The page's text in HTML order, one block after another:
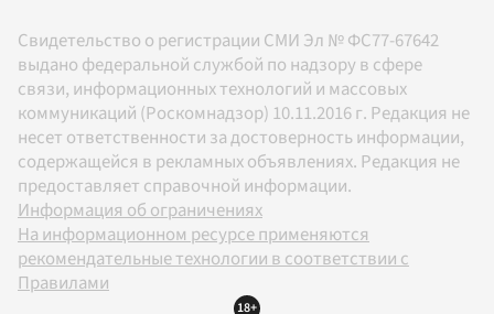
Свидетельство о регистрации СМИ Эл № ФС77-67642
выдано федеральной службой по надзору в сфере
связи, информационных технологий и массовых
коммуникаций (Роскомнадзор) 10.11.2016 г. Редакция не
несет ответственности за достоверность информации,
содержащейся в рекламных объявлениях. Редакция не
предоставляет справочной информации.
Информация об ограничениях
На информационном ресурсе применяются
рекомендательные технологии в соответствии с
Правилами
18+